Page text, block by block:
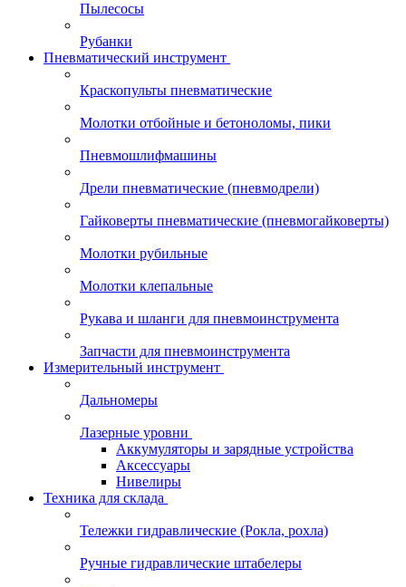
Пылесосы
Рубанки
Пневматический инструмент
Краскопульты пневматические
Молотки отбойные и бетоноломы, пики
Пневмошлифмашины
Дрели пневматические (пневмодрели)
Гайковерты пневматические (пневмогайковерты)
Молотки рубильные
Молотки клепальные
Рукава и шланги для пневмоинструмента
Запчасти для пневмоинструмента
Измерительный инструмент
Дальномеры
Лазерные уровни
Аккумуляторы и зарядные устройства
Аксессуары
Нивелиры
Техника для склада
Тележки гидравлические (Рокла, рохла)
Ручные гидравлические штабелеры